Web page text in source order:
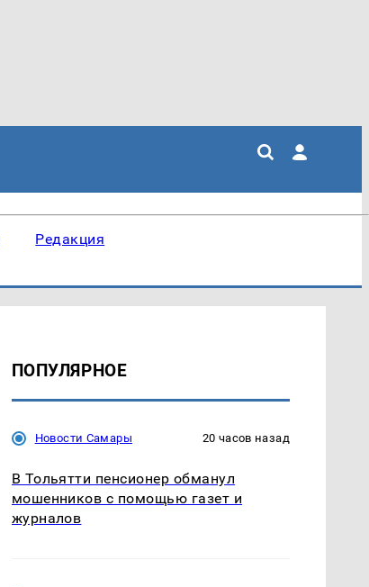
Редакция
ПОПУЛЯРНОЕ
Новости Самары 20 часов назад
В Тольятти пенсионер обманул
мошенников с помощью газет и
журналов